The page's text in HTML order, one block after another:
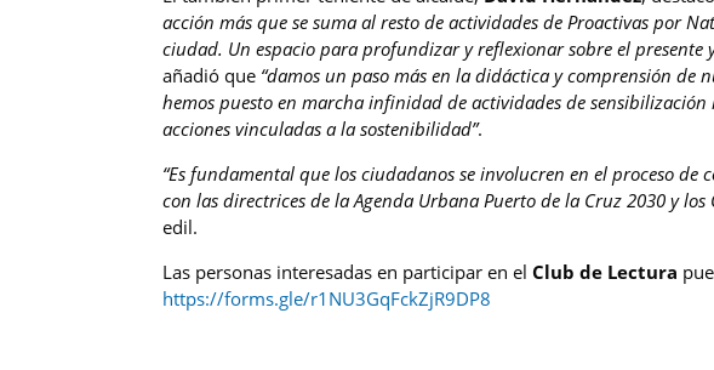
acción más que se suma al resto de actividades de Proactivas por
ciudad. Un espacio para profundizar y reflexionar sobre el
añadió que “damos un paso más en la didáctica y comprensión
hemos puesto en marcha infinidad de actividades de
acciones vinculadas a la sostenibilidad”.
“Es fundamental que los ciudadanos se involucren en el proceso
con las directrices de la Agenda Urbana Puerto de la Cruz 2030 y los
edil.
Las personas interesadas en participar en elClub de Lectura
https://forms.gle/r1NU3GqFckZjR9DP8